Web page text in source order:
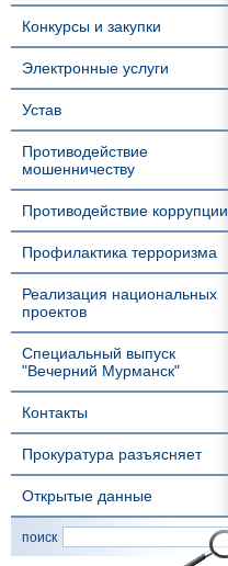
Конкурсы и закупки
Электронные услуги
Устав
Противодействие
мошенничеству
Противодействие коррупции
Профилактика терроризма
Реализация национальных
проектов
Специальный выпуск
"Вечерний Мурманск"
Контакты
Прокуратура разъясняет
Открытые данные
поиск